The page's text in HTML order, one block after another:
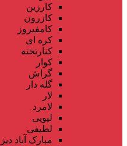
کارزین
کازرون
کامفیروز
کره ای
کنارتخته
کوار
گراش
گله دار
لار
لامرد
لپویی
لطیفی
مبارک آباد دیز